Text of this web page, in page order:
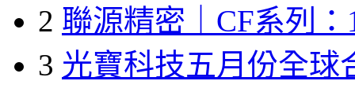
2 聯源精密｜CF系列：
3 光寶科技五月份全球